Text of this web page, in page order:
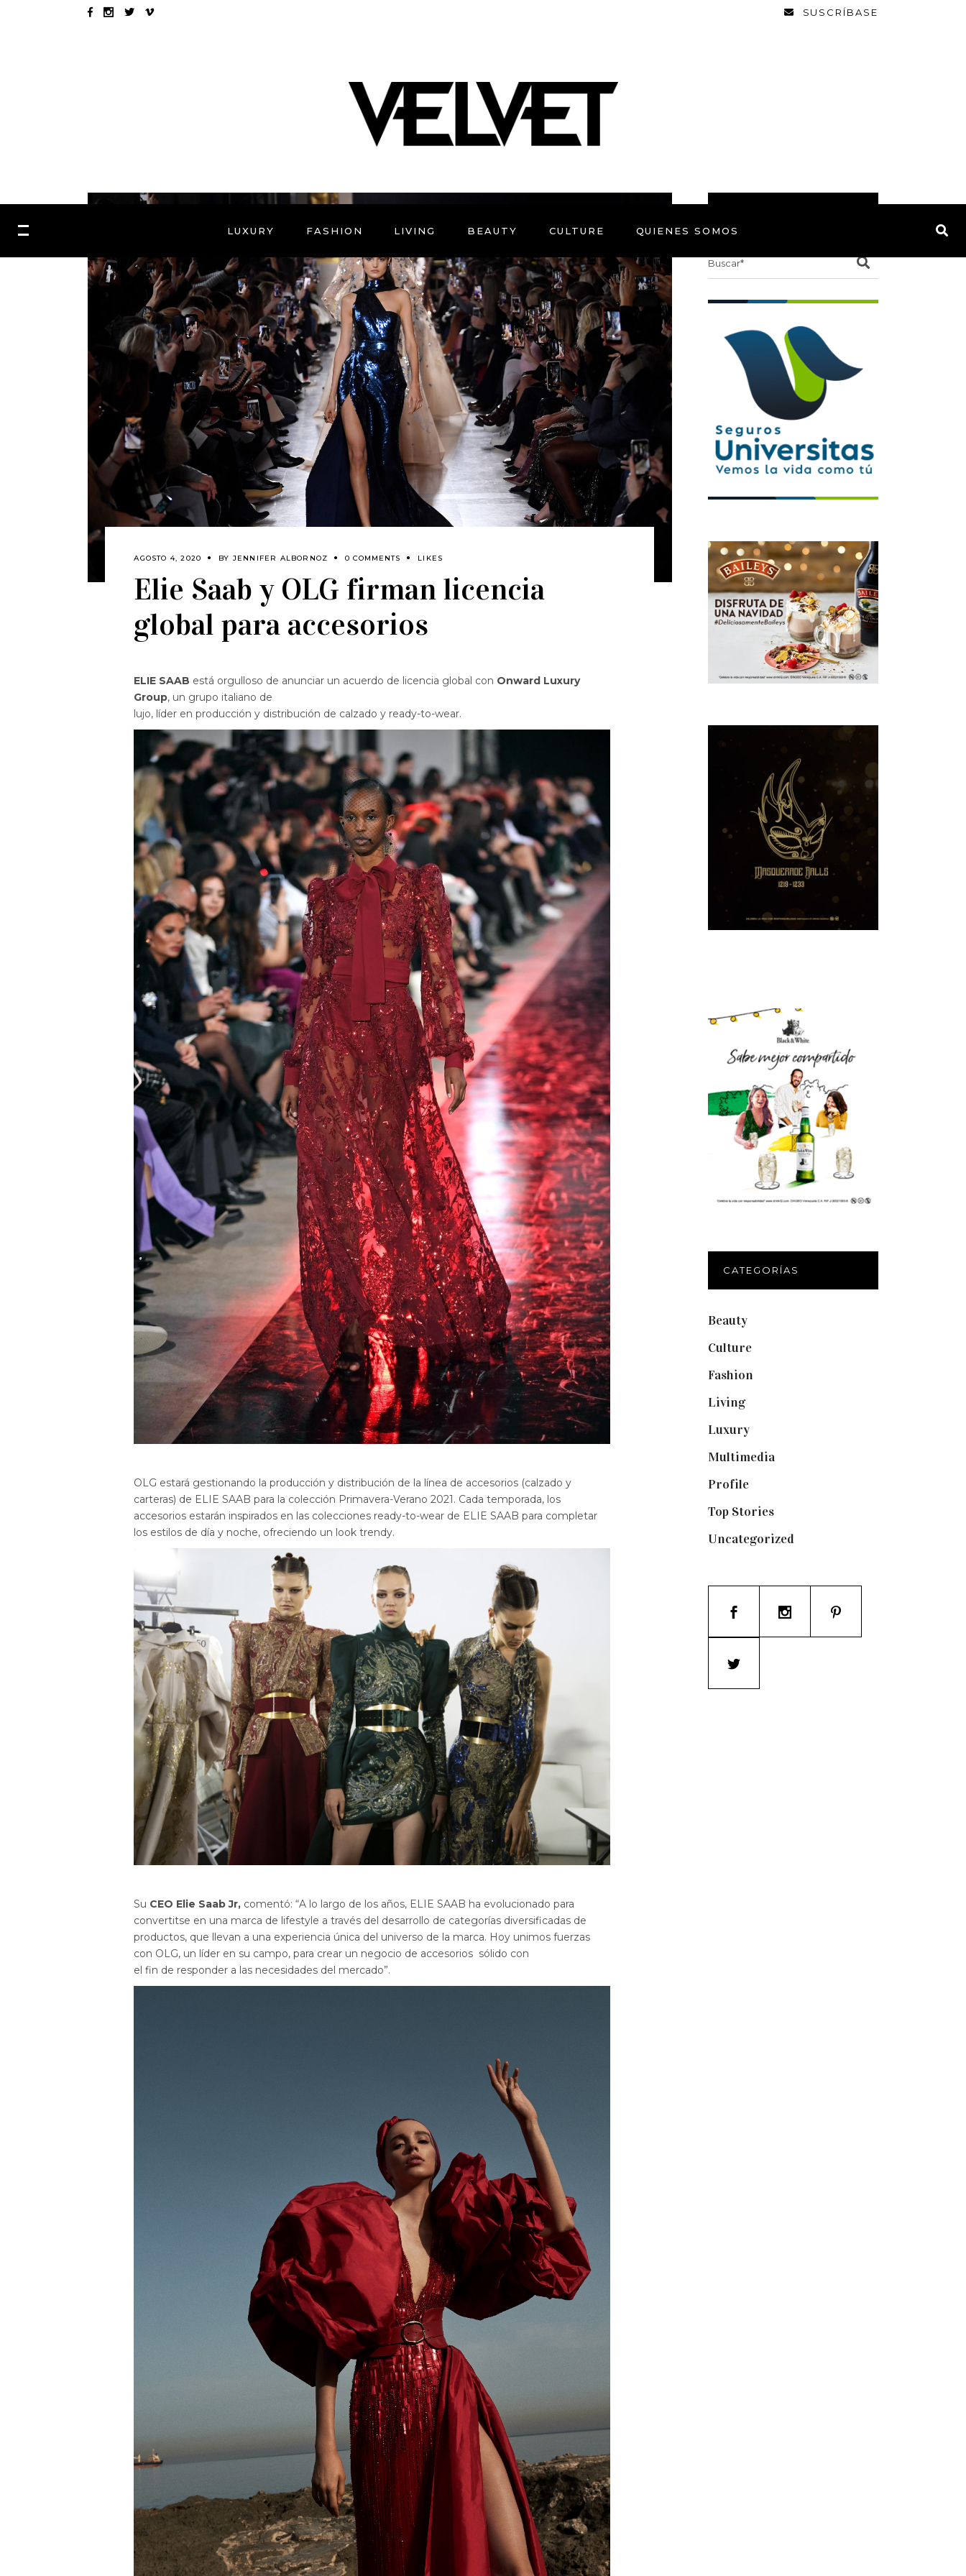
SUSCRÍBASE
LUXURY FASHION LIVING BEAUTY CULTURE QUIENES SOMOS
AGOSTO 4, 2020 BY JENNIFER ALBORNOZ 0 COMMENTS LIKES
Elie Saab y OLG firman licencia
global para accesorios
ELIE SAAB está orgulloso de anunciar un acuerdo de licencia global con Onward Luxury
Group, un grupo italiano de
lujo, líder en producción y distribución de calzado y ready-to-wear.
OLG estará gestionando la producción y distribución de la línea de accesorios (calzado y
carteras) de ELIE SAAB para la colección Primavera-Verano 2021. Cada temporada, los
accesorios estarán inspirados en las colecciones ready-to-wear de ELIE SAAB para completar
los estilos de día y noche, ofreciendo un look trendy.
Su CEO Elie Saab Jr, comentó: “A lo largo de los años, ELIE SAAB ha evolucionado para
convertitse en una marca de lifestyle a través del desarrollo de categorías diversificadas de
productos, que llevan a una experiencia única del universo de la marca. Hoy unimos fuerzas
con OLG, un líder en su campo, para crear un negocio de accesorios sólido con
el fin de responder a las necesidades del mercado”.
Search
CATEGORÍAS
Beauty(250)
Culture(132)
Fashion
Living(337)
Luxury(664)
Multimedia(10)
Profile(8)
Top Stories(123)
Uncategorized